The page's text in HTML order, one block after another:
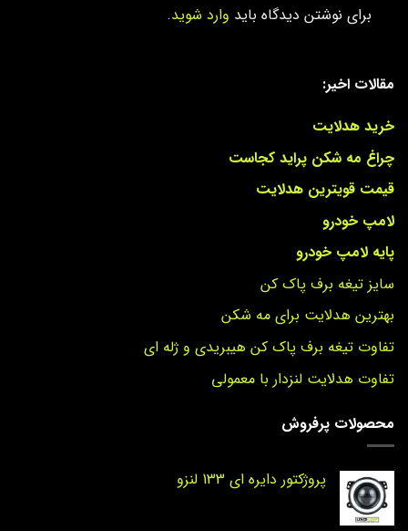
مقالات اخیر:
خرید هدلایت
چراغ مه شکن پراید کجاست
قیمت قویترین هدلایت
لامپ خودرو
پایه لامپ خودرو
سایز تیغه برف پاک کن
بهترین هدلایت برای مه شکن
تفاوت تیغه برف پاک کن هیبریدی و ژله ای
تفاوت هدلایت لنزدار با معمولی
محصولات پرفروش
پروژکتور دایره‌ ای 133 لنزو
برای نوشتن دیدگاه باید وارد شوید.